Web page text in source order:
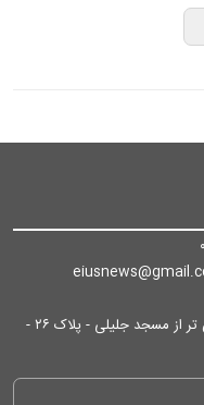
آدرس: تهران/ انتهای خیابان ایرانشهر - پایین تر از مسجد جلیلی - پلاک ۲۶ -